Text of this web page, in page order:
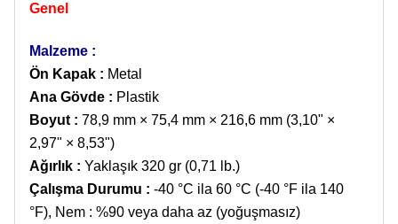
Genel
Malzeme :
Ön Kapak : Metal
Ana Gövde : Plastik
Boyut : 78,9 mm × 75,4 mm × 216,6 mm (3,10" ×
2,97" × 8,53")
Ağırlık : Yaklaşık 320 gr (0,71 lb.)
Çalışma Durumu : -40 °C ila 60 °C (-40 °F ila 140
°F), Nem : %90 veya daha az (yoğuşmasız)